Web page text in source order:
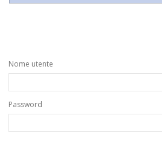
Nome utente
Password